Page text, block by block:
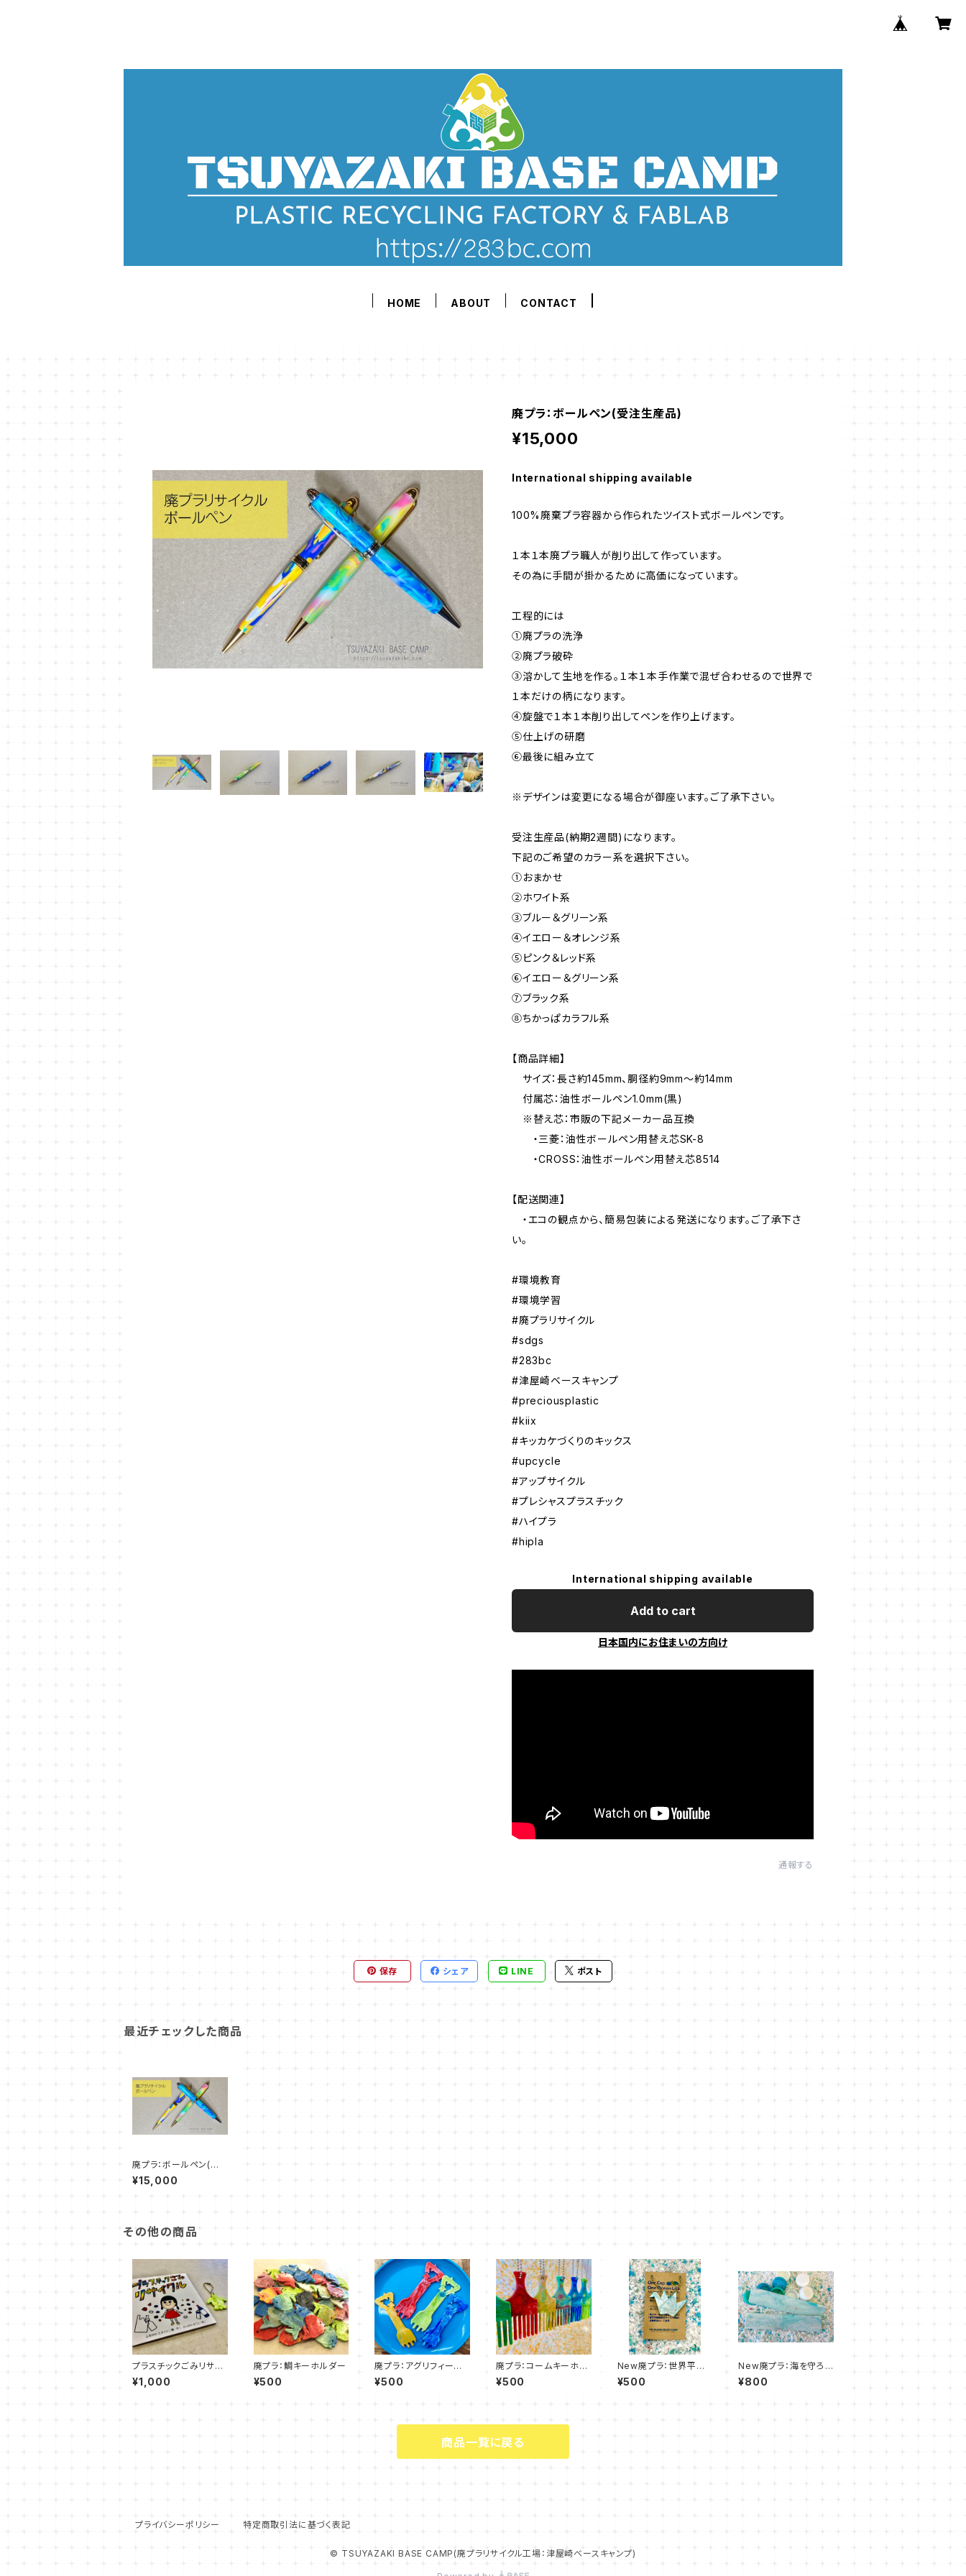
HOME ABOUT CONTACT
廃プラ：ボールペン(受注生産品)
¥15,000
International shipping available
100%廃棄プラ容器から作られたツイスト式ボールペンです。
１本１本廃プラ職人が削り出して作っています。
その為に手間が掛かるために高価になっています。
工程的には
①廃プラの洗浄
②廃プラ破砕
③溶かして生地を作る。１本１本手作業で混ぜ合わせるので世界で
１本だけの柄になります。
④旋盤で１本１本削り出してペンを作り上げます。
⑤仕上げの研磨
⑥最後に組み立て
※デザインは変更になる場合が御座います。ご了承下さい。
受注生産品(納期2週間)になります。
下記のご希望のカラー系を選択下さい。
①おまかせ
②ホワイト系
③ブルー＆グリーン系
④イエロー＆オレンジ系
⑤ピンク＆レッド系
⑥イエロー＆グリーン系
⑦ブラック系
⑧ちかっぱカラフル系
【商品詳細】
サイズ：長さ約145mm、胴径約9mm～約14mm
付属芯：油性ボールペン1.0mm(黒)
※替え芯：市販の下記メーカー品互換
・三菱：油性ボールペン用替え芯SK-8
・CROSS：油性ボールペン用替え芯8514
【配送関連】
・エコの観点から、簡易包装による発送になります。ご了承下さ
い。
#環境教育
#環境学習
#廃プラリサイクル
#sdgs
#283bc
#津屋崎ベースキャンプ
#preciousplastic
#kiix
#キッカケづくりのキックス
#upcycle
#アップサイクル
#プレシャスプラスチック
#ハイプラ
#hipla
International shipping available
Add to cart
日本国内にお住まいの方向け
通報する
保存 シェア LINE ポスト
最近チェックした商品
廃プラ：ボールペン(受
注生産品)
¥15,000
その他の商品
プラスチックごみリサイ
クル本&亀キーホルダー
セット
¥1,000
廃プラ：鯛キーホルダー
¥500
廃プラ：アグリフィール
ズオリジナルSpork
¥500
廃プラ：コームキーホル
ダー(夜露死苦)
¥500
New廃プラ：世界平和
へ折り鶴キーホルダー
(One Cap. One Oce
¥500
New廃プラ：海を守ろう
定規(One Cap. One
Ocean Life.)
¥800
商品一覧に戻る
プライバシーポリシー 特定商取引法に基づく表記
© TSUYAZAKI BASE CAMP(廃プラリサイクル工場：津屋崎ベースキャンプ)